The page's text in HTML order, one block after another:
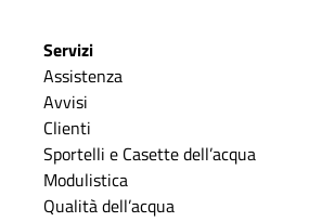
Servizi
Assistenza
Avvisi
Clienti
Sportelli e Casette dell’acqua
Modulistica
Qualità dell’acqua